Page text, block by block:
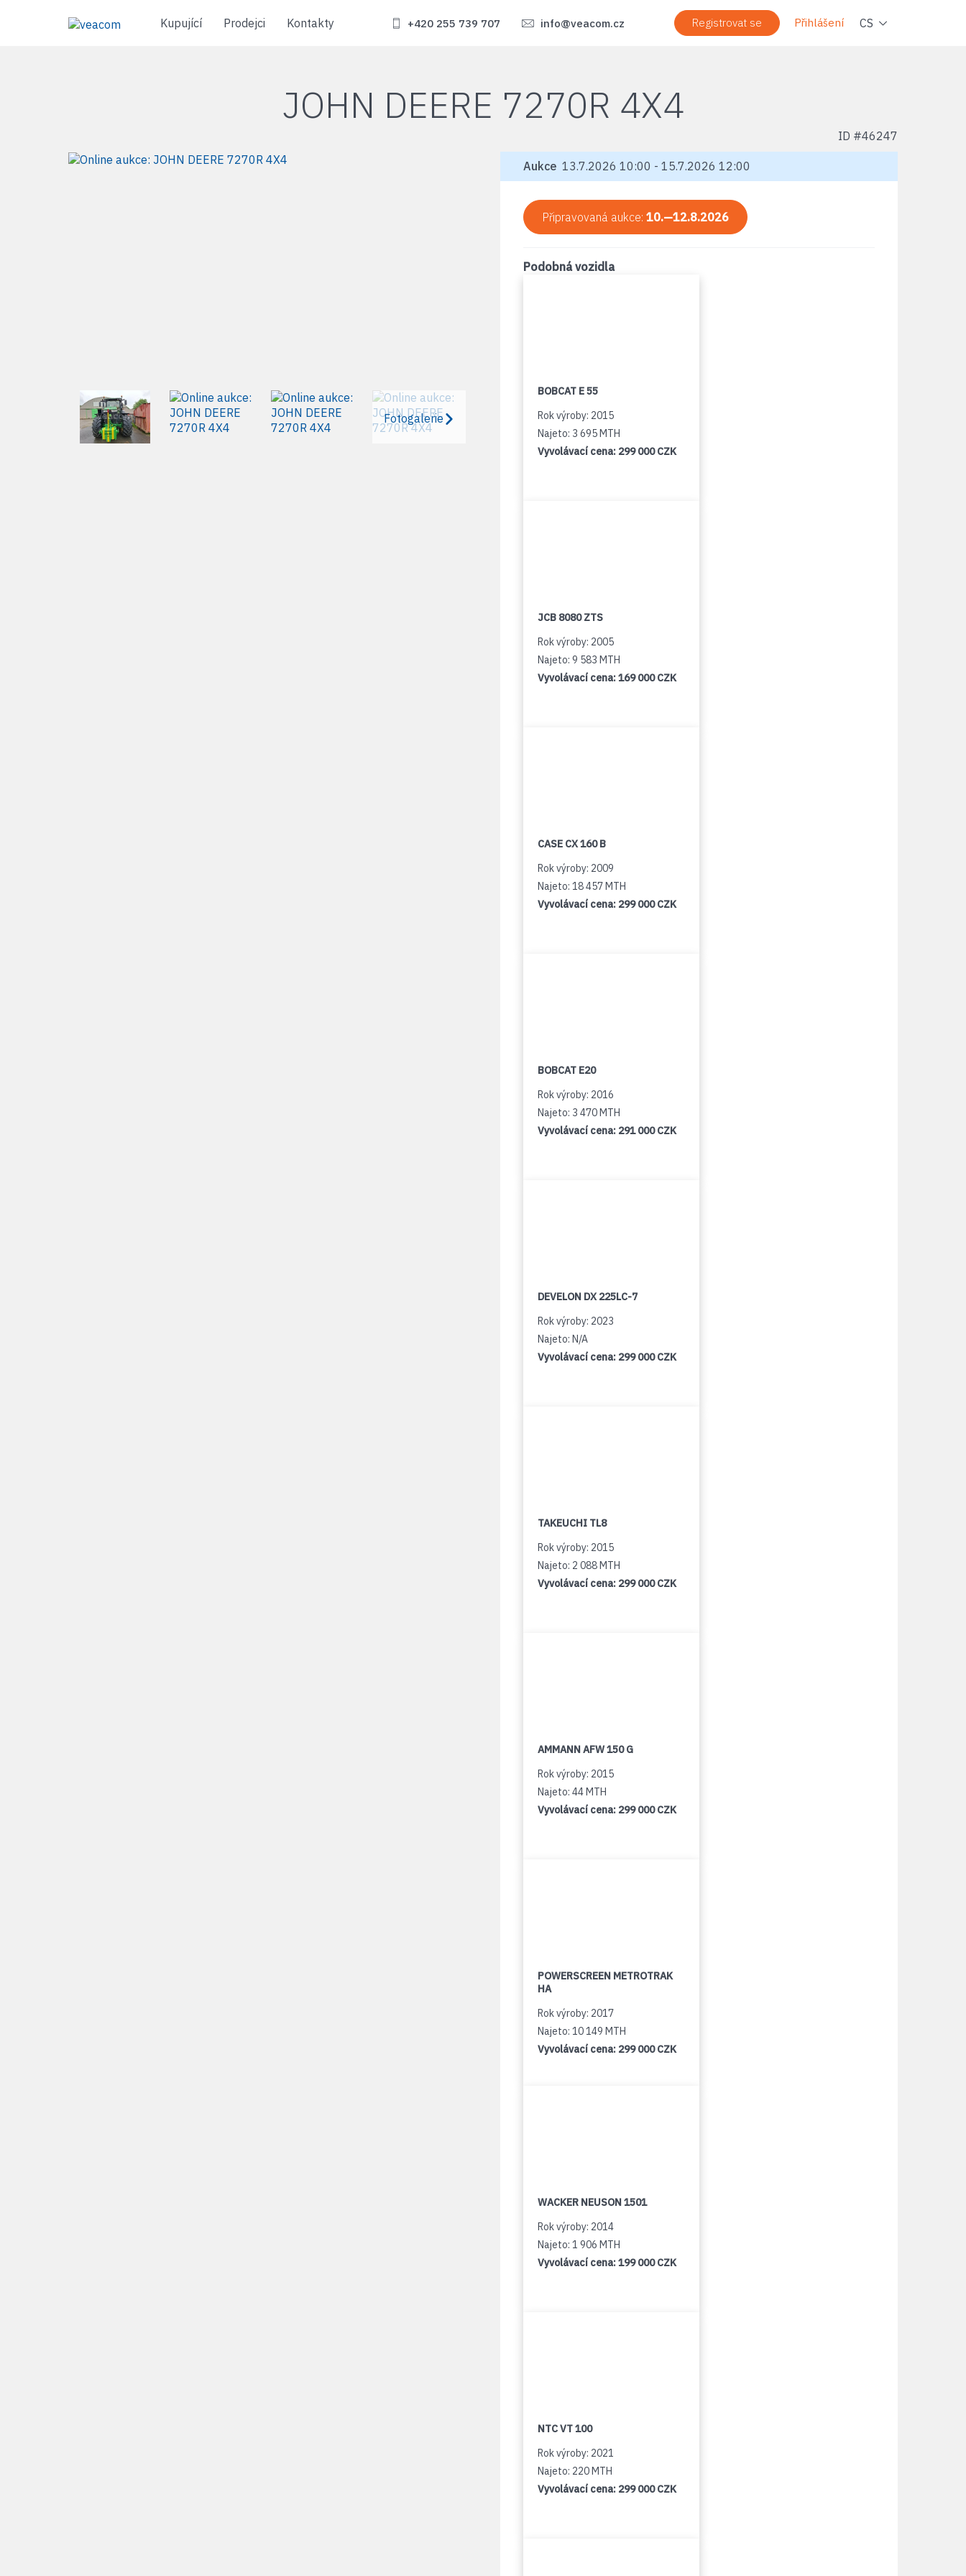
Kupující Prodejci Kontakty Registrovat se Přihlášení
+420 255 739 707 info@veacom.cz CS
JOHN DEERE 7270R 4X4
ID #46247
Fotogalerie
Aukce 13.7.2026 10:00 - 15.7.2026 12:00
Připravovaná aukce: 10.—12.8.2026
Podobná vozidla
BOBCAT E 55
Rok výroby: 2015
Najeto: 3 695 MTH
Vyvolávací cena: 299 000 CZK
JCB 8080 ZTS
Rok výroby: 2005
Najeto: 9 583 MTH
Vyvolávací cena:169 000 CZK
CASE CX 160 B
Rok výroby: 2009
Najeto: 18 457 MTH
Vyvolávací cena: 299 000 CZK
BOBCAT E20
Rok výroby: 2016
Najeto: 3 470 MTH
Vyvolávací cena: 291 000 CZK
DEVELON DX 225LC-7
Rok výroby: 2023
Najeto: N/A
Vyvolávací cena: 299 000 CZK
TAKEUCHI TL8
Rok výroby: 2015
Najeto: 2 088 MTH
Vyvolávací cena: 299 000 CZK
AMMANN AFW 150 G
Rok výroby: 2015
Najeto: 44 MTH
Vyvolávací cena: 299 000 CZK
POWERSCREEN METROTRAK
HA
Rok výroby: 2017
Najeto: 10 149 MTH
Vyvolávací cena: 299 000 CZK
WACKER NEUSON 1501
Rok výroby: 2014
Najeto: 1 906 MTH
Vyvolávací cena:199 000 CZK
NTC VT 100
Rok výroby: 2021
Najeto: 220 MTH
Vyvolávací cena: 299 000 CZK